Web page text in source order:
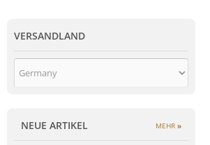
VERSANDLAND
NEUE ARTIKEL MEHR »